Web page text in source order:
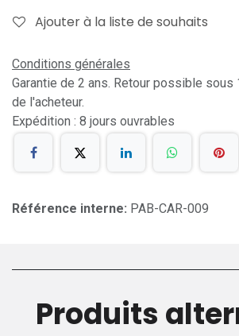
Ajouter à la liste de souhaits
Conditions générales
Garantie de 2 ans. Retour possible sous
de l'acheteur.
Expédition : 8 jours ouvrables
Référence interne: PAB-CAR-009
Produits